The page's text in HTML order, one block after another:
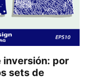
inversión: por
sets de